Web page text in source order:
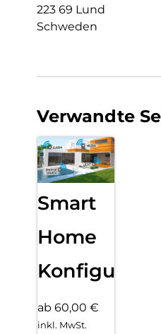
223 69 Lund
Schweden
Verwandte
Smart
Home
Konfiguration
ab 60,00 €
inkl. MwSt.